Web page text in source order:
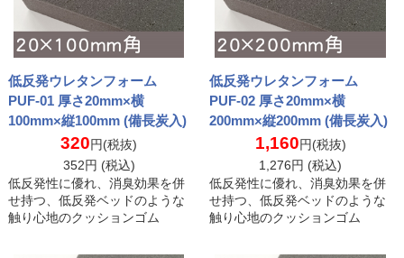
低反発ウレタンフォーム
PUF-01 厚さ20mm×横
100mm×縦100mm (備長炭入)
320円(税抜)
352円 (税込)
低反発性に優れ、消臭効果を併
せ持つ、低反発ベッドのような
触り心地のクッションゴム
低反発ウレタンフォーム
PUF-02 厚さ20mm×横
200mm×縦200mm (備長炭入)
1,160円(税抜)
1,276円 (税込)
低反発性に優れ、消臭効果を併
せ持つ、低反発ベッドのような
触り心地のクッションゴム